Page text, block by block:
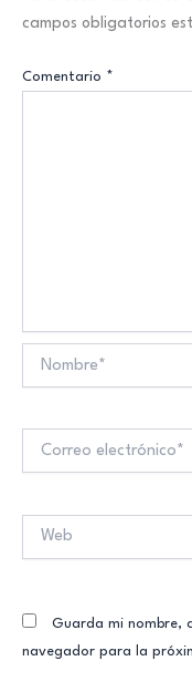
campos obligatorios
Comentario *
Guarda mi nombre,
navegador para la